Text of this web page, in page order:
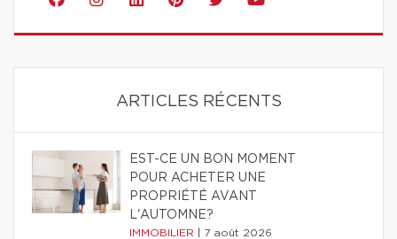
ARTICLES RÉCENTS
EST-CE UN BON MOMENT
POUR ACHETER UNE
PROPRIÉTÉ AVANT
L'AUTOMNE?
IMMOBILIER 7 août 2026